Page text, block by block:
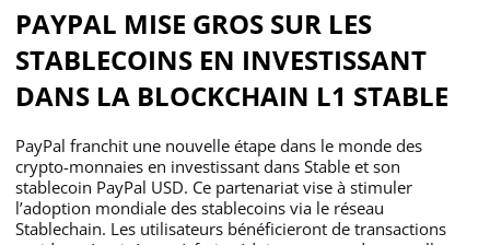
PAYPAL MISE GROS SUR LES
STABLECOINS EN INVESTISSANT
DANS LA BLOCKCHAIN L1 STABLE
PayPal franchit une nouvelle étape dans le monde des
crypto-monnaies en investissant dans Stable et son
stablecoin PayPal USD. Ce partenariat vise à stimuler
l’adoption mondiale des stablecoins via le réseau
Stablechain. Les utilisateurs bénéficieront de transactions